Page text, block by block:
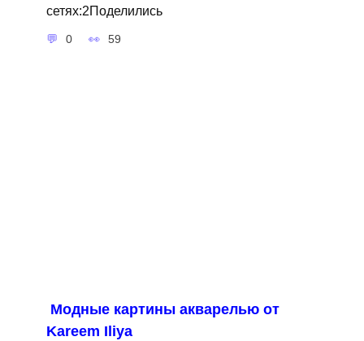
сетях:2Поделились
0 59
Модные картины акварелью от
Kareem Iliya